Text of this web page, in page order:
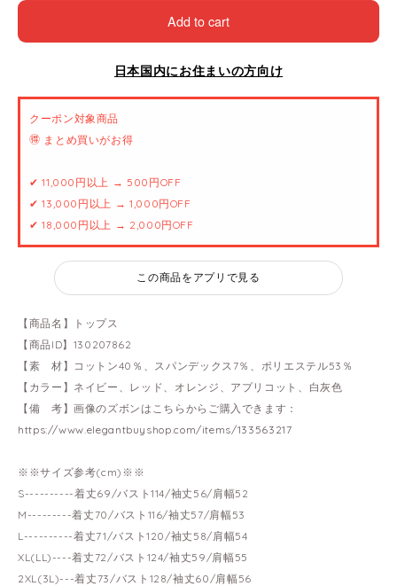
Add to cart
日本国内にお住まいの方向け
クーポン対象商品
🉐 まとめ買いがお得
✔ 11,000円以上 → 500円OFF
✔ 13,000円以上 → 1,000円OFF
✔ 18,000円以上 → 2,000円OFF
この商品をアプリで見る
【商品名】トップス
【商品ID】130207862
【素 材】コットン40％、スパンデックス7％、ポリエステル53％
【カラー】ネイビー、レッド、オレンジ、アプリコット、白灰色
【備 考】画像のズボンはこちらからご購入できます：
https://www.elegantbuyshop.com/items/133563217
※※サイズ参考(cm)※※
S----------着丈69/バスト114/袖丈56/肩幅52
M---------着丈70/バスト116/袖丈57/肩幅53
L----------着丈71/バスト120/袖丈58/肩幅54
XL(LL)----着丈72/バスト124/袖丈59/肩幅55
2XL(3L)---着丈73/バスト128/袖丈60/肩幅56